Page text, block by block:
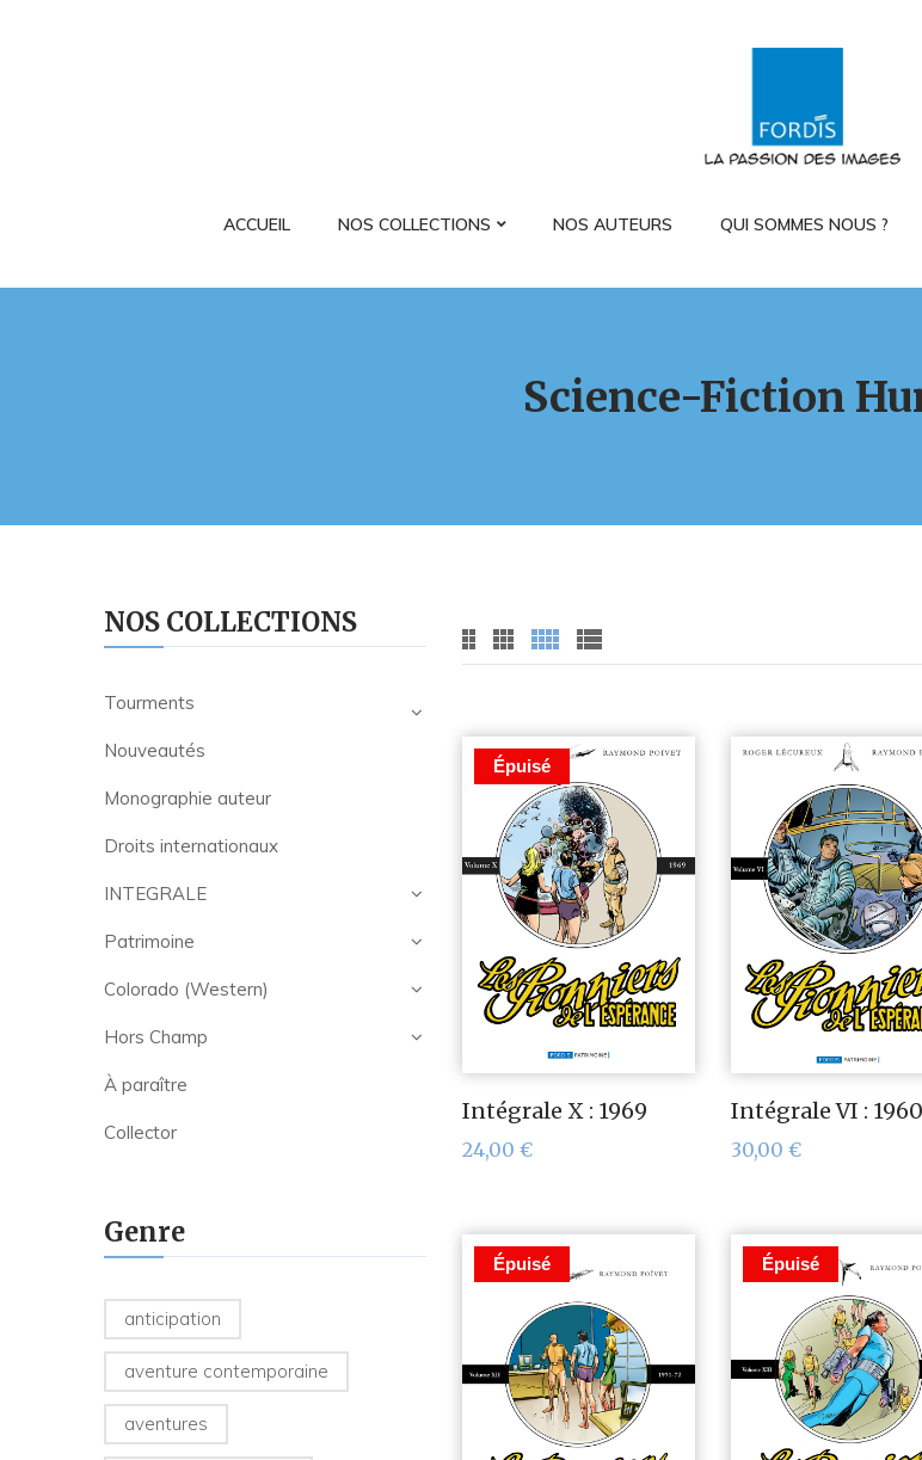
ACCUEIL NOS COLLECTIONS NOS AUTEURS QUI SOMMES NOUS ?
Science-Fiction
NOS COLLECTIONS
Tourments
Nouveautés
Monographie auteur
Droits internationaux
INTEGRALE
Patrimoine
Colorado (Western)
Hors Champ
À paraître
Collector
Genre
anticipation
aventure contemporaine
aventures
Épuisé
Intégrale X : 1969
24,00 €
Intégrale VI :
30,00 €
Épuisé Épuisé